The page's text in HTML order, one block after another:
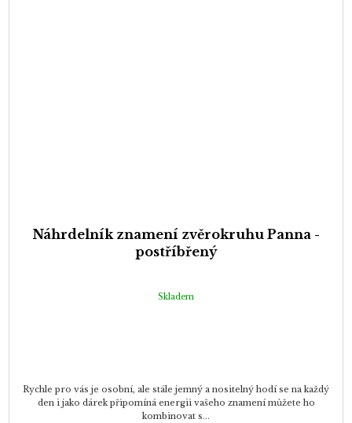
Náhrdelník znamení zvěrokruhu Panna -
postříbřený
Skladem
Rychle pro vás je osobní, ale stále jemný a nositelný hodí se na každý
den i jako dárek připomíná energii vašeho znamení můžete ho
kombinovat s...